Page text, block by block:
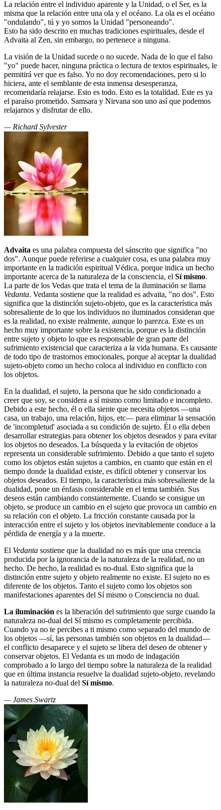
La relación entre el individuo aparente y la Unidad, o el Ser, es la
misma que la relación entre una ola y el océano. La ola es el océano
"ondulando", tú y yo somos la Unidad "personeando".
Esto ha sido descrito en muchas tradiciones espirituales, desde el
Advaita al Zen, sin embargo, no pertenece a ninguna.
La visión de la Unidad sucede o no sucede. Nada de lo que el falso
"yo" puede hacer, ninguna práctica o lectura de textos espirituales, le
permitirá ver que es falso. Yo no doy recomendaciones, pero si lo
hiciera, ante el semblante de esta inmensa desesperanza,
recomendaría relajarse. Esto es todo. Esto es la totalidad. Este es ya
el paraíso prometido. Samsara y Nirvana son uno así que podemos
relajarnos y disfrutar de ello.
— Richard Sylvester
Advaita es una palabra compuesta del sánscrito que significa "no
dos". Aunque puede referirse a cualquier cosa, es una palabra muy
importante en la tradición espiritual Védica, porque indica un hecho
importante acerca de la naturaleza de la consciencia, el Sí mismo.
La parte de los Vedas que trata el tema de la iluminación se llama
Vedanta. Vedanta sostiene que la realidad es advaita, "no dos". Esto
significa que la distinción sujeto-objeto, que es la característica más
sobresaliente de lo que los individuos no iluminados consideran que
es la realidad, no existe realmente, aunque lo parezca. Este es un
hecho muy importante sobre la existencia, porque es la distinción
entre sujeto y objeto lo que es responsable de gran parte del
sufrimiento existencial que caracteriza a la vida humana. Es causante
de todo tipo de trastornos emocionales, porque al aceptar la dualidad
sujeto-objeto como un hecho coloca al individuo en conflicto con
los objetos.
En la dualidad, el sujeto, la persona que he sido condicionado a
creer que soy, se considera a sí mismo como limitado e incompleto.
Debido a este hecho, él o ella siente que necesita objetos ―una
casa, un trabajo, una relación, hijos, etc― para eliminar la sensación
de 'incompletud' asociada a su condición de sujeto. Él o ella deben
desarrollar estrategias para obtener los objetos deseados y para evitar
los objetos no deseados. La búsqueda y la evitación de objetos
representa un considerable sufrimiento. Debido a que tanto el sujeto
como los objetos están sujetos a cambios, en cuanto que están en el
tiempo donde la dualidad existe, es difícil obtener y conservar los
objetos deseados. El tiempo, la característica más sobresaliente de la
dualidad, pone un énfasis considerable en el tema también. Sus
deseos están cambiando constantemente. Cuando se consigue un
objeto, se produce un cambio en el sujeto que provoca un cambio en
su relación con el objeto. La fricción constante causada por la
interacción entre el sujeto y los objetos inevitablemente conduce a la
pérdida de energía y a la muerte.
El Vedanta sostiene que la dualidad no es más que una creencia
producida por la ignorancia de la naturaleza de la realidad, no un
hecho. De hecho, la realidad es no-dual. Esto significa que la
distinción entre sujeto y objeto realmente no existe. El sujeto no es
diferente de los objetos. Tanto el sujeto como los objetos son
manifestaciones aparentes del Sí mismo o Consciencia no dual.
La iluminación es la liberación del sufrimiento que surge cuando la
naturaleza no-dual del Sí mismo es completamente percibida.
Cuando ya no te percibes a ti mismo como separado del mundo de
los objetos ―sí, las personas también son objetos en la dualidad―
el conflicto desaparece y el sujeto se libera del deseo de obtener y
conservar objetos. El Vedanta es un modo de indagación
comprobado a lo largo del tiempo sobre la naturaleza de la realidad
que en última instancia resuelve la dualidad sujeto-objeto, revelando
la naturaleza no-dual del Sí mismo.
— James Swartz